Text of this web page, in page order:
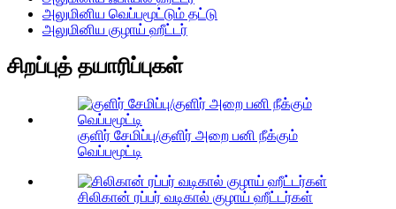
அலுமினிய வெப்பமூட்டும் தட்டு
அலுமினிய குழாய் ஹீட்டர்
சிறப்புத் தயாரிப்புகள்
குளிர் சேமிப்பு/குளிர் அறை பனி நீக்கும்
வெப்பமூட்டி
சிலிகான் ரப்பர் வடிகால் குழாய் ஹீட்டர்கள்